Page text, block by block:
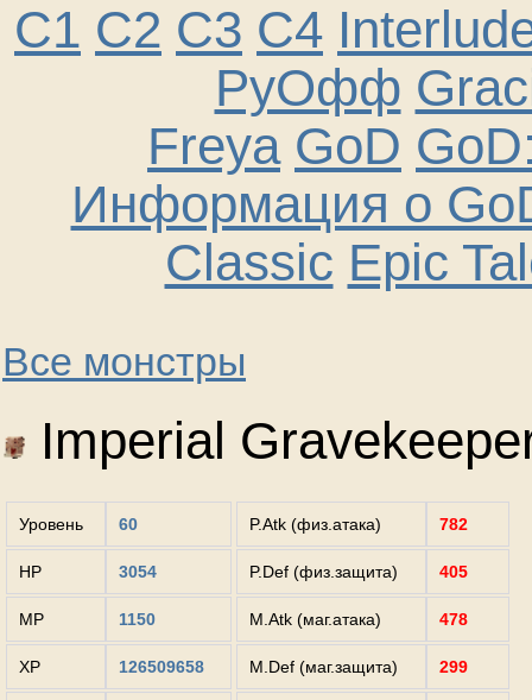
C1 C2 C3 C4
РуОфф
Freya GoD
Информация о
Classic Epic
Все монстры
Imperial
Уровень 60
HP 3054
MP 1150
XP 126509658
P.Atk (физ.атака) 782
P.Def (физ.защита) 405
M.Atk (маг.атака) 478
M.Def (маг.защита) 299